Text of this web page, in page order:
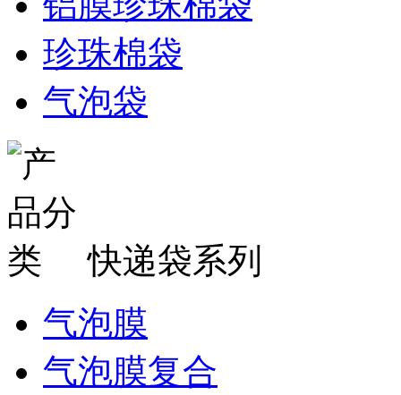
珍珠棉袋
气泡袋
快递袋系列
气泡膜
气泡膜复合